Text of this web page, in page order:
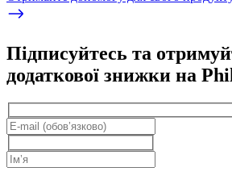
Підписуйтесь та
додаткової знижки на